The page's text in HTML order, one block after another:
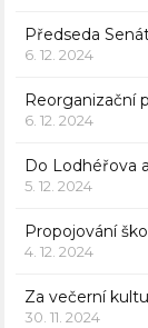
Předseda
6. 12. 2024
Reorganizační
6. 12. 2024
Do Lodhéřova
5. 12. 2024
Propojování
4. 12. 2024
Za večerní
30. 11. 2024